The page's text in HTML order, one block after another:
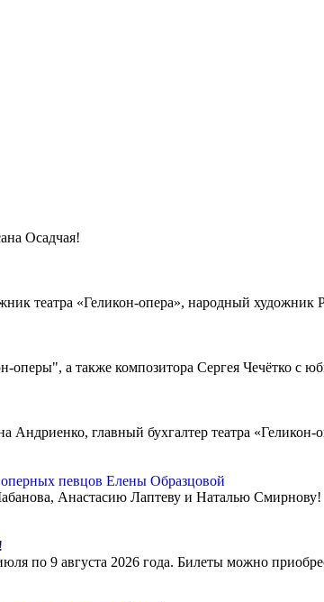
Осадчая!
театра «Геликон-опера», народный художник
оперы", а также композитора Сергея Чечётко с
главный бухгалтер театра «Геликон-
певцов Елены Образцовой
Анастасию Лаптеву и Наталью Смирнову!
по 9 августа 2026 года. Билеты можно